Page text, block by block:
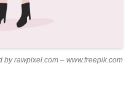
by rawpixel.com – www.freepik.com